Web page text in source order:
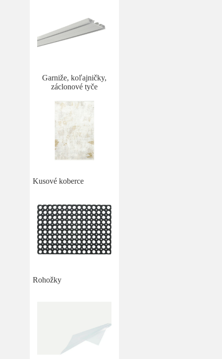
Garniže, koľajničky,
záclonové tyče
Kusové koberce
Rohožky